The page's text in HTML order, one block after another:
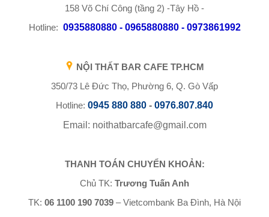
158 Võ Chí Công (tầng 2) -Tây Hồ -
Hotline: 0935880880 - 0965880880 - 0973861992
NỘI THẤT BAR CAFE TP.HCM
350/73 Lê Đức Thọ, Phường 6, Q. Gò Vấp
Hotline: 0945 880 880 - 0976.807.840
Email: noithatbarcafe@gmail.com
THANH TOÁN CHUYỂN KHOẢN:
Chủ TK: Trương Tuấn Anh
TK: 06 1100 190 7039 – Vietcombank Ba Đình, Hà Nội